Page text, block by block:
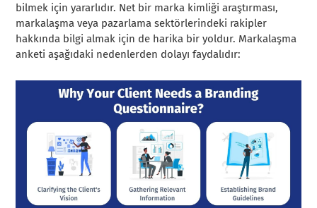
bilmek için yararlıdır. Net bir marka kimliği araştırması,
markalaşma veya pazarlama sektörlerindeki rakipler
hakkında bilgi almak için de harika bir yoldur. Markalaşma
anketi aşağıdaki nedenlerden dolayı faydalıdır: